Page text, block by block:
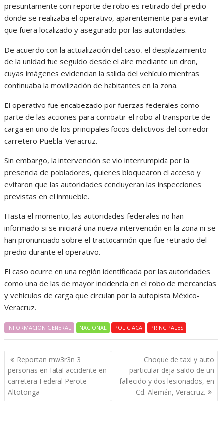
presuntamente con reporte de robo es retirado del predio
donde se realizaba el operativo, aparentemente para evitar
que fuera localizado y asegurado por las autoridades.
De acuerdo con la actualización del caso, el desplazamiento
de la unidad fue seguido desde el aire mediante un dron,
cuyas imágenes evidencian la salida del vehículo mientras
continuaba la movilización de habitantes en la zona.
El operativo fue encabezado por fuerzas federales como
parte de las acciones para combatir el robo al transporte de
carga en uno de los principales focos delictivos del corredor
carretero Puebla-Veracruz.
Sin embargo, la intervención se vio interrumpida por la
presencia de pobladores, quienes bloquearon el acceso y
evitaron que las autoridades concluyeran las inspecciones
previstas en el inmueble.
Hasta el momento, las autoridades federales no han
informado si se iniciará una nueva intervención en la zona ni se
han pronunciado sobre el tractocamión que fue retirado del
predio durante el operativo.
El caso ocurre en una región identificada por las autoridades
como una de las de mayor incidencia en el robo de mercancías
y vehículos de carga que circulan por la autopista México-
Veracruz.
INFORMACIÓN GENERAL NACIONAL POLICIACA PRINCIPALES
Navegación
de
entradas
Reportan mw3r3n 3
personas en fatal accidente en
carretera Federal Perote-
Altotonga
Choque de taxi y auto
particular deja saldo de un
fallecido y dos lesionados, en
Cd. Alemán, Veracruz.